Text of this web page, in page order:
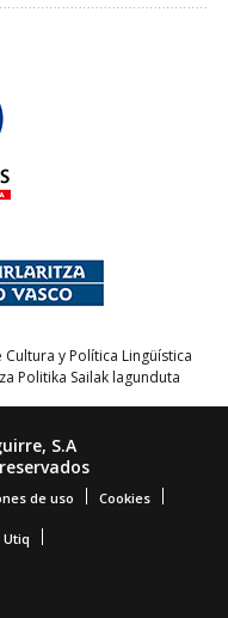
y Política Lingüística
Politika Sailak lagunduta
S.A
de uso Cookies